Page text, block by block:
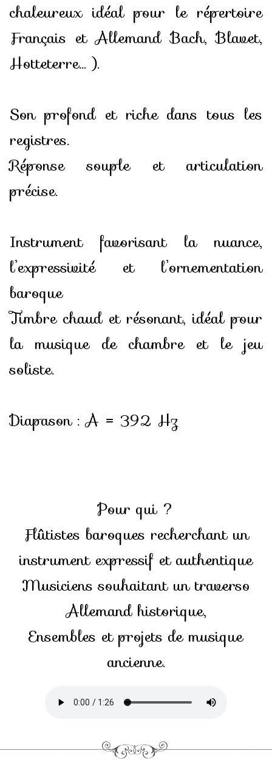
chaleureux idéal pour le répertoire
Français et Allemand Bach, Blavet,
Hotteterre... ).
Son profond et riche dans tous les
registres.
Réponse souple et articulation
précise.
Instrument favorisant la nuance,
l’expressivité et l’ornementation
baroque
Timbre chaud et résonant, idéal pour
la musique de chambre et le jeu
soliste.
Diapason : A = 392 Hz
Pour qui ?
Flûtistes baroques recherchant un
instrument expressif et authentique
Musiciens souhaitant un traverso
Allemand historique,
Ensembles et projets de musique
ancienne.